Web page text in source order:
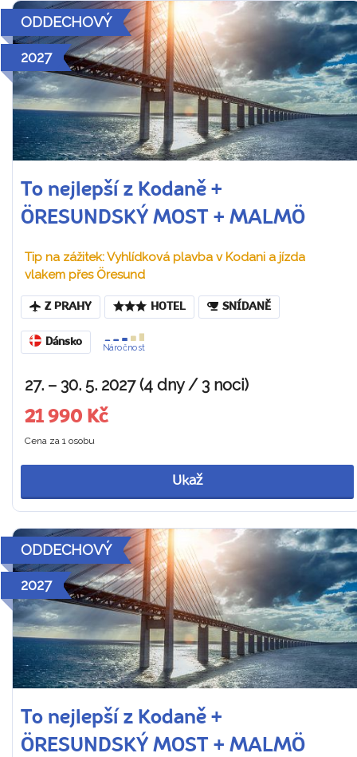
ODDECHOVÝ
2027
To nejlepší z Kodaně +
ÖRESUNDSKÝ MOST + MALMÖ
Tip na zážitek: Vyhlídková plavba v Kodani a jízda
vlakem přes Öresund
Z PRAHY HOTEL SNÍDANĚ
Dánsko
Náročnost
27. – 30. 5. 2027 (4 dny / 3 noci)
21 990 Kč
Cena za 1 osobu
Ukaž
ODDECHOVÝ
2027
To nejlepší z Kodaně +
ÖRESUNDSKÝ MOST + MALMÖ